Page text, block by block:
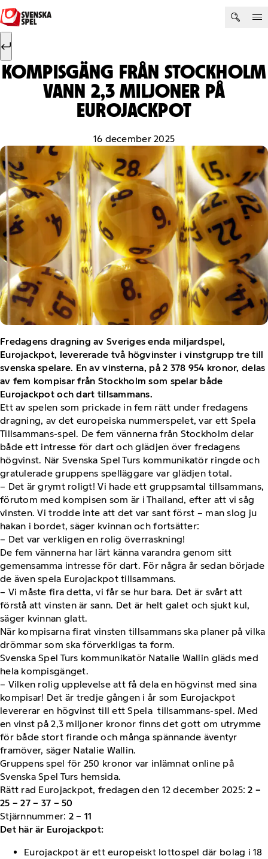
Hoppa till innehåll
Sök efter:
KOMPISGÄNG FRÅN STOCKHOLM
VANN 2,3 MILJONER PÅ
EUROJACKPOT
16 december 2025
Fredagens dragning av Sveriges enda miljardspel,
Eurojackpot, levererade två högvinster i vinstgrupp tre till
svenska spelare. En av vinsterna, på 2 378 954 kronor, delas
av fem kompisar från Stockholm som spelar både
Eurojackpot och dart tillsammans.
Ett av spelen som prickade in fem rätt under fredagens
dragning, av det europeiska nummerspelet, var ett Spela
Tillsammans-spel. De fem vännerna från Stockholm delar
både ett intresse för dart och glädjen över fredagens
högvinst. När Svenska Spel Turs kommunikatör ringde och
gratulerade gruppens spelläggare var glädjen total.
– Det är grymt roligt! Vi hade ett gruppsamtal tillsammans,
förutom med kompisen som är i Thailand, efter att vi såg
vinsten. Vi trodde inte att det var sant först – man slog ju
hakan i bordet, säger kvinnan och fortsätter:
– Det var verkligen en rolig överraskning!
De fem vännerna har lärt känna varandra genom sitt
gemensamma intresse för dart. För några år sedan började
de även spela Eurojackpot tillsammans.
– Vi måste fira detta, vi får se hur bara. Det är svårt att
förstå att vinsten är sann. Det är helt galet och sjukt kul,
säger kvinnan glatt.
När kompisarna firat vinsten tillsammans ska planer på vilka
drömmar som ska förverkligas ta form.
Svenska Spel Turs kommunikatör Natalie Wallin gläds med
hela kompisgänget.
– Vilken rolig upplevelse att få dela en högvinst med sina
kompisar! Det är tredje gången i år som Eurojackpot
levererar en högvinst till ett Spela tillsammans-spel. Med
en vinst på 2,3 miljoner kronor finns det gott om utrymme
för både stort firande och många spännande äventyr
framöver, säger Natalie Wallin.
Gruppens spel för 250 kronor var inlämnat online på
Svenska Spel Turs hemsida.
Rätt rad Eurojackpot, fredagen den 12 december 2025:2 –
25 – 27 – 37 – 50
Stjärnnummer: 2 – 11
Det här är Eurojackpot:
Eurojackpot är ett europeiskt lottospel där bolag i 18